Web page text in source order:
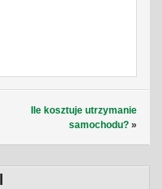
Ile kosztuje utrzymanie
samochodu? »